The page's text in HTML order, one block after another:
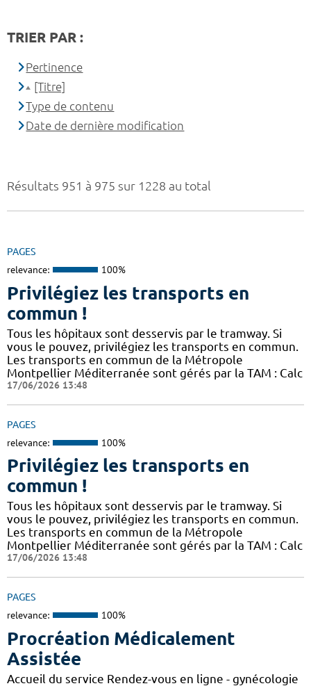
Résultats 951 à 975 sur 1228 au total
PAGES
relevance: 100%
Privilégiez les transports en
commun !
Tous les hôpitaux sont desservis par le tramway. Si
vous le pouvez, privilégiez les transports en commun.
Les transports en commun de la Métropole
Montpellier Méditerranée sont gérés par la TAM : Calc
17/06/2026 13:48
PAGES
relevance: 100%
Privilégiez les transports en
commun !
Tous les hôpitaux sont desservis par le tramway. Si
vous le pouvez, privilégiez les transports en commun.
Les transports en commun de la Métropole
Montpellier Méditerranée sont gérés par la TAM : Calc
17/06/2026 13:48
PAGES
relevance: 100%
Procréation Médicalement
Assistée
Accueil du service Rendez-vous en ligne - gynécologie
TRIER PAR :
Pertinence
[Titre]
Type de contenu
Date de dernière modification